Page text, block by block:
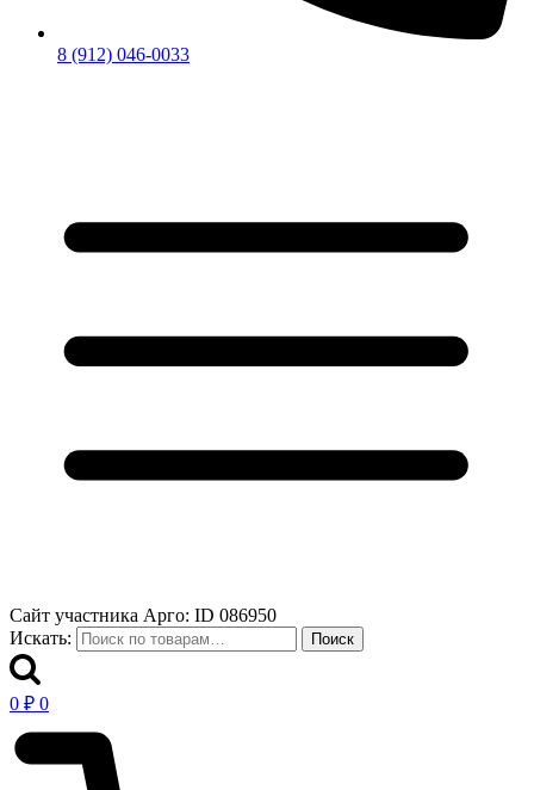
8 (912) 046-0033
Сайт участника Арго: ID 086950
Искать:
Поиск
0 ₽ 0